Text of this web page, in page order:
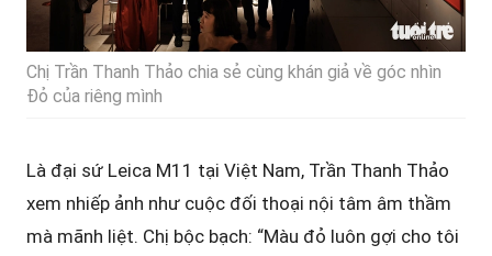
Chị Trần Thanh Thảo chia sẻ cùng khán giả về góc nhìn
Đỏ của riêng mình
Là đại sứ Leica M11 tại Việt Nam, Trần Thanh Thảo
xem nhiếp ảnh như cuộc đối thoại nội tâm âm thầm
mà mãnh liệt. Chị bộc bạch: “Màu đỏ luôn gợi cho tôi